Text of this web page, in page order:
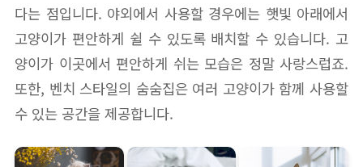
다는 점입니다. 야외에서 사용할 경우에는 햇빛 아래에서
고양이가 편안하게 쉴 수 있도록 배치할 수 있습니다. 고
양이가 이곳에서 편안하게 쉬는 모습은 정말 사랑스럽죠.
또한, 벤치 스타일의 숨숨집은 여러 고양이가 함께 사용할
수 있는 공간을 제공합니다.